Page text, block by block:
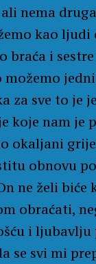
nema
kao
braća i
možemo
za sve to je
koje nam je
okaljani
obnovu
ne želi biće
obraćati,
i
se svi mi